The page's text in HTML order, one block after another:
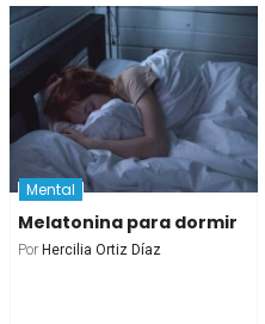
Mental
Melatonina para dormir
Por Hercilia Ortiz Díaz